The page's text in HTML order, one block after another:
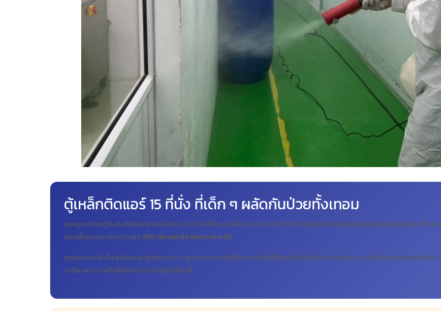
ตู้เหล็กติดแอร์ 15 ที่นั่ง ที่เด็ก ๆ ผลัดกันป่วยทั้งเทอม
ลุงหนุ่ย ขับรถตู้รับส่งนักเรียนย่านรังสิตมา 12 ปี รับเด็กอนุบาลถึงประถม 14 คน วิ่งเช้า-เย็นทุกวัน เทอมที่ผ่านมาเป็นเทอมที่หนักที่สุด เด็ก
น้องเล็กสุดของรถตรวจพบ RSV ต้องนอนโรงพยาบาล 4 คืน
คุณแม่ของน้องโพสต์ลงกลุ่มผู้ปกครองว่า "ลูกป่วยจากรถตู้หรือเปล่า รถคันนี้เด็กป่วยกันทั้งเทอม" ผู้ปกครอง 3 บ้านเริ่มถามหารถเจ้าใหม่
อาชีพ เพราะรายได้ทั้งบ้านมาจากรถตู้คันเดียวนี้